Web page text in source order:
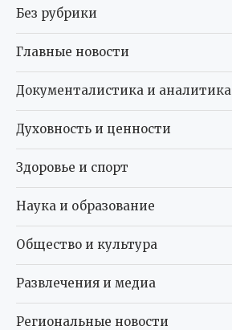
Без рубрики
Главные новости
Документалистика и аналитика
Духовность и ценности
Здоровье и спорт
Наука и образование
Общество и культура
Развлечения и медиа
Региональные новости